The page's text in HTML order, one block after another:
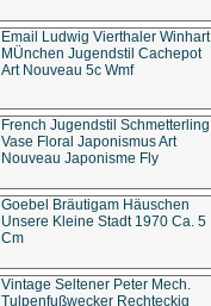
Email Ludwig Vierthaler Winhart
MÜnchen Jugendstil Cachepot
Art Nouveau 5c Wmf
French Jugendstil Schmetterling
Vase Floral Japonismus Art
Nouveau Japonisme Fly
Goebel Bräutigam Häuschen
Unsere Kleine Stadt 1970 Ca. 5
Cm
Vintage Seltener Peter Mech.
Tulpenfußwecker Rechteckig